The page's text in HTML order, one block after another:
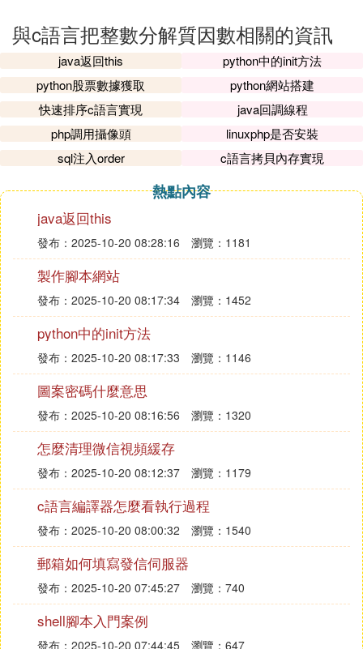
與c語言把整數分解質因數相關的資訊
java返回this
python中的init方法
python股票數據獲取
python網站搭建
快速排序c語言實現
java回調線程
php調用攝像頭
linuxphp是否安裝
sql注入order
c語言拷貝內存實現
熱點內容
java返回this
發布：2025-10-20 08:28:16 瀏覽：1181
製作腳本網站
發布：2025-10-20 08:17:34 瀏覽：1452
python中的init方法
發布：2025-10-20 08:17:33 瀏覽：1146
圖案密碼什麼意思
發布：2025-10-20 08:16:56 瀏覽：1320
怎麼清理微信視頻緩存
發布：2025-10-20 08:12:37 瀏覽：1179
c語言編譯器怎麼看執行過程
發布：2025-10-20 08:00:32 瀏覽：1540
郵箱如何填寫發信伺服器
發布：2025-10-20 07:45:27 瀏覽：740
shell腳本入門案例
發布：2025-10-20 07:44:45 瀏覽：647